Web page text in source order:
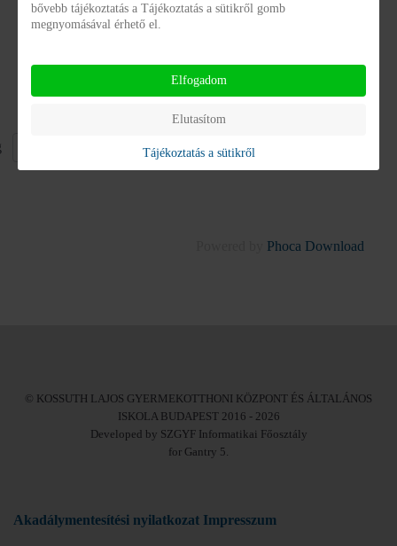
Elérhetőségek
Num
Phoca Download
© KOSSUTH LAJOS GYERMEKOTTHONI KÖZPONT ÉS ÁLTALÁNOS
ISKOLA BUDAPEST 2016 - 2026
Developed by SZGYF Informatikai Főosztály
for Gantry 5.
Akadálymentesítési nyilatkozat Impresszum
bővebb tájékoztatás a Tájékoztatás a sütikről gomb
megnyomásával érhető el.
Elfogadom
Elutasítom
Tájékoztatás a sütikről